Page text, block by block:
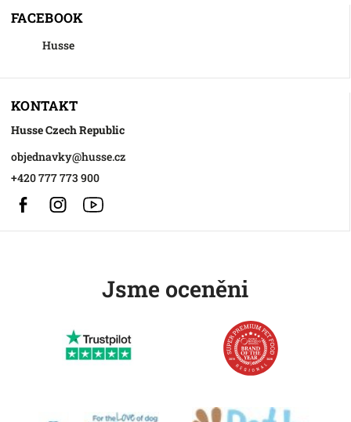
FACEBOOK
Husse
KONTAKT
Husse Czech Republic
objednavky@husse.cz
+420 777 773 900
FacebookInstagram
Jsme oceněni